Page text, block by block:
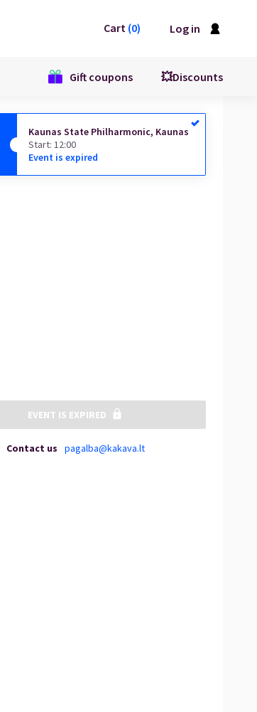
Cart (0) Log in
Gift coupons 💥Discounts
Kaunas State Philharmonic, Kaunas
Start:12:00
Event is expired
EVENT IS EXPIRED
Contact us pagalba@kakava.lt